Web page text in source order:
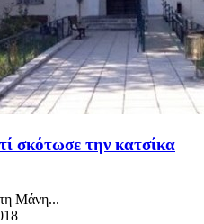
σκότωσε την κατσίκα
Μάνη...